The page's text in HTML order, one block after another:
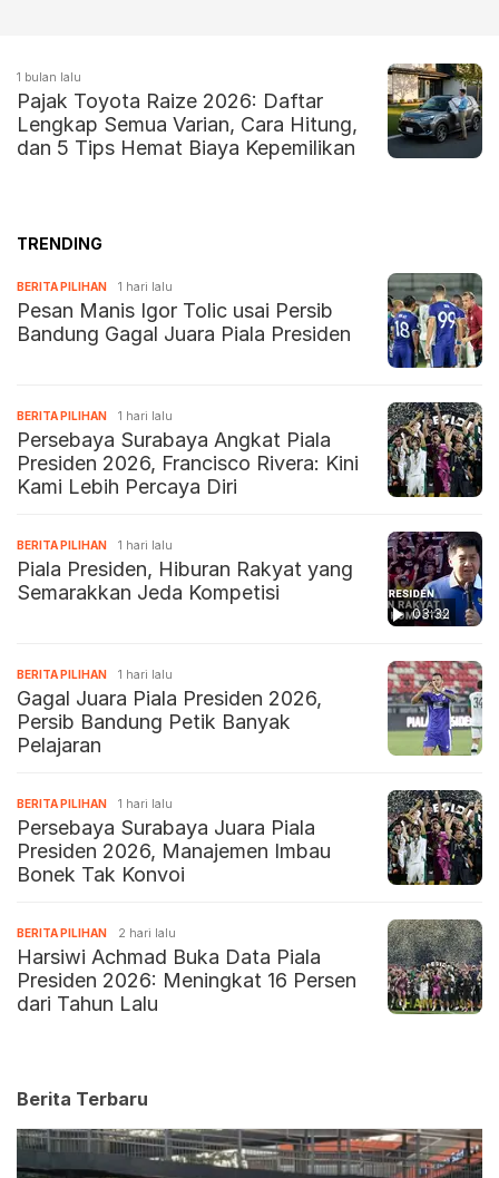
1 bulan lalu
Pajak Toyota Raize 2026: Daftar
Lengkap Semua Varian, Cara Hitung,
dan 5 Tips Hemat Biaya Kepemilikan
TRENDING
BERITA PILIHAN 1 hari lalu
Pesan Manis Igor Tolic usai Persib
Bandung Gagal Juara Piala Presiden
BERITA PILIHAN 1 hari lalu
Persebaya Surabaya Angkat Piala
Presiden 2026, Francisco Rivera: Kini
Kami Lebih Percaya Diri
03:32
BERITA PILIHAN 1 hari lalu
Piala Presiden, Hiburan Rakyat yang
Semarakkan Jeda Kompetisi
BERITA PILIHAN 1 hari lalu
Gagal Juara Piala Presiden 2026,
Persib Bandung Petik Banyak
Pelajaran
BERITA PILIHAN 1 hari lalu
Persebaya Surabaya Juara Piala
Presiden 2026, Manajemen Imbau
Bonek Tak Konvoi
BERITA PILIHAN 2 hari lalu
Harsiwi Achmad Buka Data Piala
Presiden 2026: Meningkat 16 Persen
dari Tahun Lalu
Berita Terbaru